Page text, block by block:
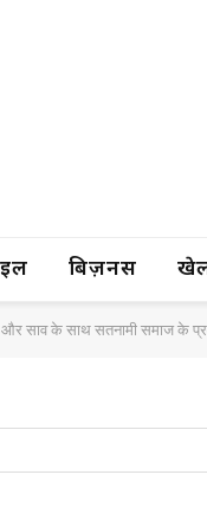
बिज़नस
और साव के साथ सतनामी समाज के